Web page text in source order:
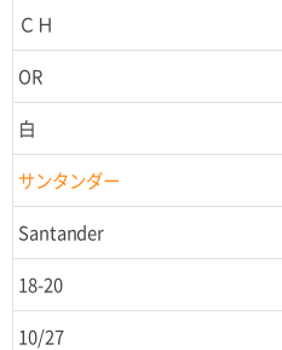
ＣＨ
OR
白
サンタンダー
Santander
18-20
10/27